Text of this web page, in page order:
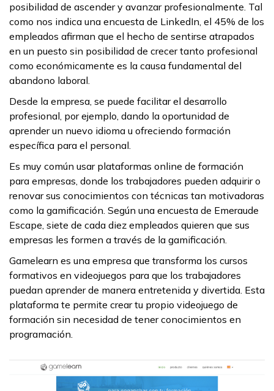
posibilidad de ascender y avanzar profesionalmente. Tal
como nos indica una encuesta de LinkedIn, el 45% de los
empleados afirman que el hecho de sentirse atrapados
en un puesto sin posibilidad de crecer tanto profesional
como económicamente es la causa fundamental del
abandono laboral.
Desde la empresa, se puede facilitar el desarrollo
profesional, por ejemplo, dando la oportunidad de
aprender un nuevo idioma u ofreciendo formación
específica para el personal.
Es muy común usar plataformas online de formación
para empresas, donde los trabajadores pueden adquirir o
renovar sus conocimientos con técnicas tan motivadoras
como la gamificación. Según una encuesta de Emeraude
Escape, siete de cada diez empleados quieren que sus
empresas les formen a través de la gamificación.
Gamelearn es una empresa que transforma los cursos
formativos en videojuegos para que los trabajadores
puedan aprender de manera entretenida y divertida. Esta
plataforma te permite crear tu propio videojuego de
formación sin necesidad de tener conocimientos en
programación.